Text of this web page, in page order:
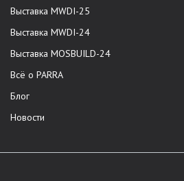
Выставка MWDI-25
Выставка MWDI-24
Выставка MOSBUILD-24
Всё о PARRA
Блог
Новости